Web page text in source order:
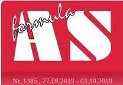
Nr. 1385 , 27.09.2019 - 03.10.2019